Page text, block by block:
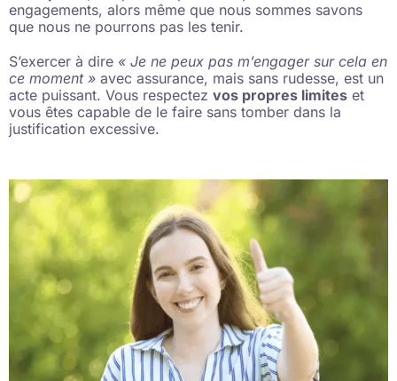
engagements, alors même que nous sommes savons
que nous ne pourrons pas les tenir.
S’exercer à dire « Je ne peux pas m’engager sur cela en
ce moment » avec assurance, mais sans rudesse, est un
acte puissant. Vous respectez vos propres limites et
vous êtes capable de le faire sans tomber dans la
justification excessive.